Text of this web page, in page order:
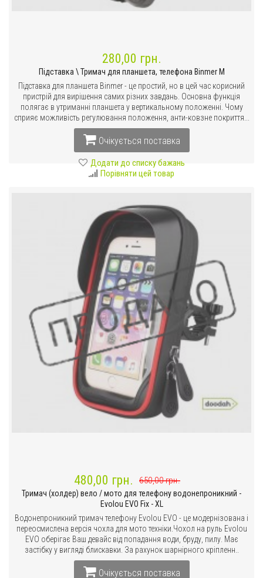
280,00 грн.
Підставка \ Тримач для планшета, телефона Binmer M
Підставка для планшета Binmer - це простий, но в цей час корисний
пристрій для вирішення самих різних завдань. Основна функція
полягає в утриманні планшета у вертикальному положенні. Чому
сприяє можливість регулювання положення, анти-ковзне покриття...
Очікується поставка
Додати до списку бажань
Порівняти цей товар
480,00 грн. 650,00 грн.
Тримач (холдер) вело / мото для телефону водонепроникний -
Evolou EVO Fix - XL
Водонепроникний тримач телефону Evolou EVO - це модернізована і
переосмислена версія чохла для мото техніки.Чохол на руль Evolou
EVO оберігає Ваш девайс від попадання води, бруду, пилу. Має
застібку у вигляді блискавки. За рахунок шарнірного кріпленн..
Очікується поставка